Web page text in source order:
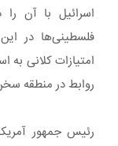
اسرائیل با آن
فلسطینی‌ها در
امتیازات کلانی به
روابط در منطقه
رئیس جمهور